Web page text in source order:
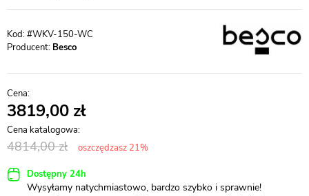
#WKV-150-WC
Producent: Besco
3819,00
4814,00 oszczędzasz 21%
Dostępny 24h
Wysyłamy natychmiastowo, bardzo szybko i sprawnie!